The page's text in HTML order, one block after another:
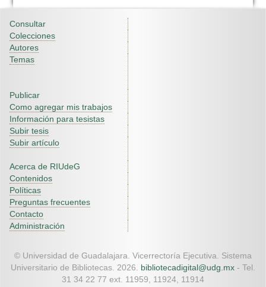
Consultar
Colecciones
Autores
Temas
Publicar
Como agregar mis trabajos
Información para tesistas
Subir tesis
Subir artículo
Acerca de RIUdeG
Contenidos
Políticas
Preguntas frecuentes
Contacto
Administración
© Universidad de Guadalajara. Vicerrectoría Ejecutiva. Sistema
Universitario de Bibliotecas. 2026. bibliotecadigital@udg.mx - Tel.
31 34 22 77 ext. 11959, 11924, 11914